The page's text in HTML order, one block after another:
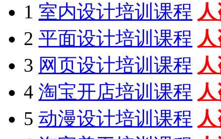
1 室内设计培训课程
2 平面设计培训课程
3 网页设计培训课程
4 淘宝开店培训课程
5 动漫设计培训课程